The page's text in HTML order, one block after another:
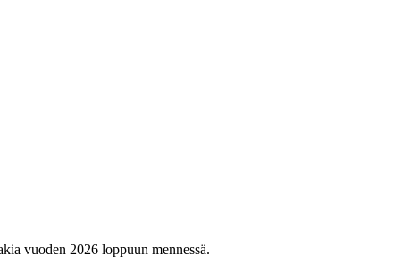
vuoden 2026 loppuun mennessä.